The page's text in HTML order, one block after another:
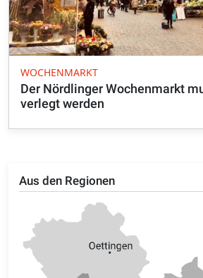
Aus den Regionen
WOCHENMARKT
Der Nördlinger Wochenmarkt
verlegt werden